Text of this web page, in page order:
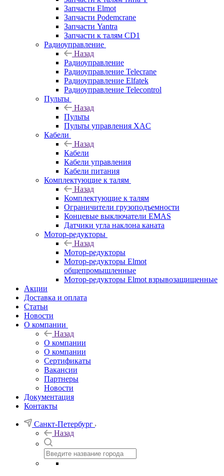
Запчасти Elmot
Запчасти Podemcrane
Запчасти Yantra
Запчасти к талям CD1
Радиоуправление
Назад
Радиоуправление
Радиоуправление Telecrane
Радиоуправление Elfatek
Радиоуправление Telecontrol
Пульты
Назад
Пульты
Пульты управления XAC
Кабели
Назад
Кабели
Кабели управления
Кабели питания
Комплектующие к талям
Назад
Комплектующие к талям
Ограничители грузоподъемности
Концевые выключатели EMAS
Датчики угла наклона каната
Мотор-редукторы
Назад
Мотор-редукторы
Мотор-редукторы Elmot
общепромышленные
Мотор-редукторы Elmot взрывозащищенные
Акции
Доставка и оплата
Статьи
Новости
О компании
Назад
О компании
О компании
Сертификаты
Вакансии
Партнеры
Новости
Документация
Контакты
Санкт-Петербург
Назад